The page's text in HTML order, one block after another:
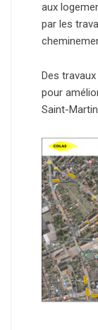
aux
par les
Des
pour
Saint-